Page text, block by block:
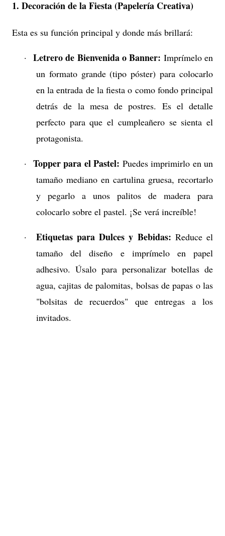
1. Decoración de la Fiesta (Papelería Creativa)
Esta es su función principal y donde más brillará:
· Letrero de Bienvenida o Banner: Imprímelo en
un formato grande (tipo póster) para colocarlo
en la entrada de la fiesta o como fondo principal
detrás de la mesa de postres. Es el detalle
perfecto para que el cumpleañero se sienta el
protagonista.
· Topper para el Pastel: Puedes imprimirlo en un
tamaño mediano en cartulina gruesa, recortarlo
y pegarlo a unos palitos de madera para
colocarlo sobre el pastel. ¡Se verá increíble!
· Etiquetas para Dulces y Bebidas: Reduce el
tamaño del diseño e imprímelo en papel
adhesivo. Úsalo para personalizar botellas de
agua, cajitas de palomitas, bolsas de papas o las
"bolsitas de recuerdos" que entregas a los
invitados.